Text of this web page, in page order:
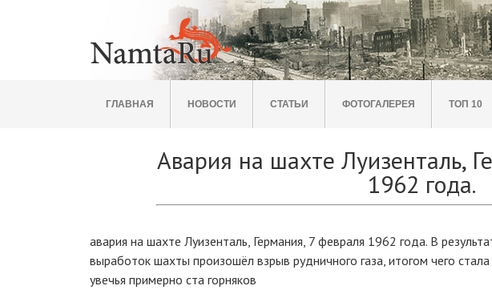
ГЛАВНАЯ НОВОСТИ СТАТЬИ ФОТОГАЛЕРЕЯ ТОП 10
Авария на шахте Луизенталь,
1962 года.
авария на шахте Луизенталь, Германия, 7 февраля 1962 года. В
выработок шахты произошёл взрыв рудничного газа, итогом чего
увечья примерно ста горняков